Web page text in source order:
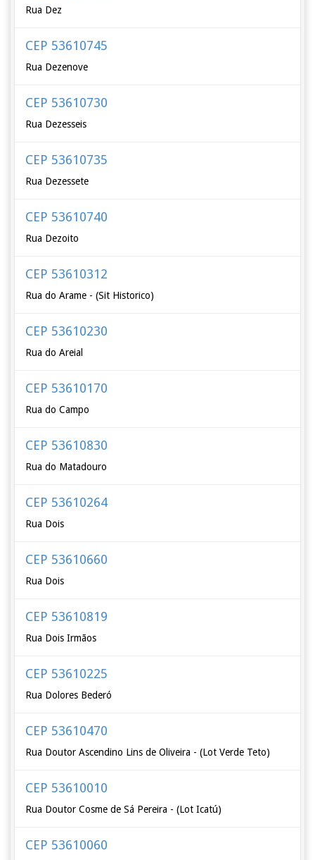
Rua Dez
CEP 53610745
Rua Dezenove
CEP 53610730
Rua Dezesseis
CEP 53610735
Rua Dezessete
CEP 53610740
Rua Dezoito
CEP 53610312
Rua do Arame - (Sit Historico)
CEP 53610230
Rua do Areial
CEP 53610170
Rua do Campo
CEP 53610830
Rua do Matadouro
CEP 53610264
Rua Dois
CEP 53610660
Rua Dois
CEP 53610819
Rua Dois Irmãos
CEP 53610225
Rua Dolores Bederó
CEP 53610470
Rua Doutor Ascendino Lins de Oliveira - (Lot Verde Teto)
CEP 53610010
Rua Doutor Cosme de Sá Pereira - (Lot Icatú)
CEP 53610060